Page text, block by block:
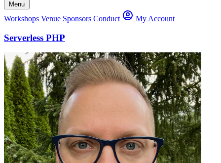
Menu
Workshops Venue Sponsors Conduct My Account
Serverless PHP